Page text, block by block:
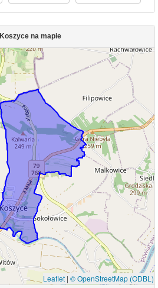
Koszyce na mapie
Leaflet | © OpenStreetMap (ODBL)